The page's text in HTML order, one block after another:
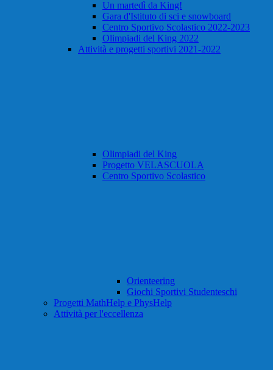
Un martedì da King!
Gara d'Istituto di sci e snowboard
Centro Sportivo Scolastico 2022-2023
Olimpiadi del King 2022
Attività e progetti sportivi 2021-2022
Olimpiadi del King
Progetto VELASCUOLA
Centro Sportivo Scolastico
Orienteering
Giochi Sportivi Studenteschi
Progetti MathHelp e PhysHelp
Attività per l'eccellenza